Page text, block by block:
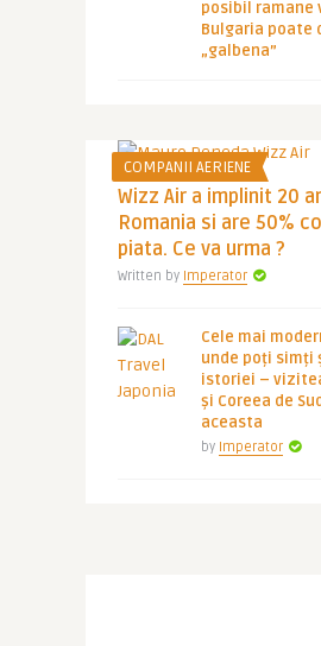
posibil ramane
Bulgaria poate
„galbena”
COMPANII AERIENE
Wizz Air a implinit 20
Romania si are 50%
piata. Ce va urma ?
Written by Imperator
Cele mai
unde poți simți
istoriei –
și Coreea de
aceasta
by Imperator